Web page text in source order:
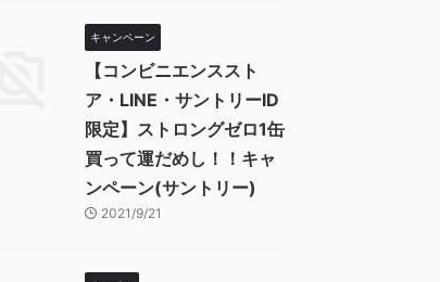
キャンペーン
【コンビニエンススト
ア・LINE・サントリーID
限定】ストロングゼロ1缶
買って運だめし！！キャ
ンペーン(サントリー)
2021/9/21